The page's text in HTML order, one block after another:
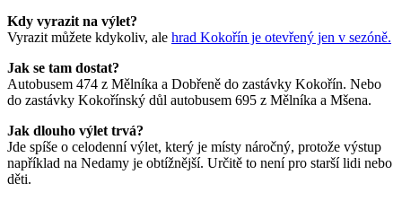
Kdy vyrazit na výlet?
Vyrazit můžete kdykoliv, ale hrad Kokořín je otevřený jen v sezóně.
Jak se tam dostat?
Autobusem 474 z Mělníka a Dobřeně do zastávky Kokořín. Nebo
do zastávky Kokořínský důl autobusem 695 z Mělníka a Mšena.
Jak dlouho výlet trvá?
Jde spíše o celodenní výlet, který je místy náročný, protože výstup
například na Nedamy je obtížnější. Určitě to není pro starší lidi nebo
děti.